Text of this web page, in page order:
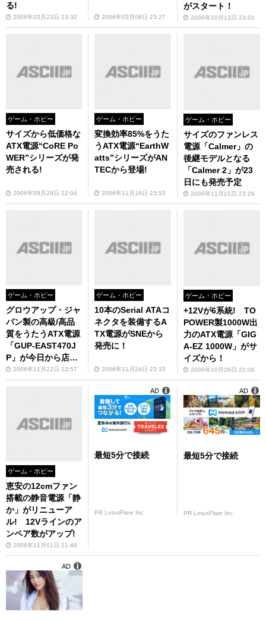
る!
2006年03月23日 23:32 2006年03月08日 23:27
がスタート！
2006年10月13日 23:01
ゲーム・ホビー
サイズから低価格な
ATX電源“CoRE Po
WER”シリーズが発
売される!
2006年09月28日 22:04
ゲーム・ホビー
変換効率85%をうた
うATX電源“EarthW
atts”シリーズがAN
TECから登場!
2006年11月16日 23:53
ゲーム・ホビー
サイズのファンレス
電源「Calmer」の
後継モデルとなる
「Calmer 2」が23
日にも発売予定
2006年11月21日 23:26
ゲーム・ホビー
グロウアップ・ジャ
パン製の高級/高品
質をうたうATX電源
「GUP-EAST470J
P」が今日から店頭
に！2006年11月22日 23:57
ゲーム・ホビー
10本のSerial ATAコ
ネクタを装備するA
TX電源がSNEから
発売に！
2006年11月24日 23:33
ゲーム・ホビー
+12Vが6系統! TO
POWER製1000W出
力のATX電源「GIG
A-EZ 1000W」がサ
イズから！
2006年10月26日 22:06
ゲーム・ホビー
恵安の12cmファン
搭載の静音電源「静
か」がリニューア
ル! 12Vラインのア
ンペア数がアップ!
2006年11月01日 21:46
最短5分で接続
PR LotusFlare Inc
AD
最短5分で接続
PR LotusFlare Inc
AD
AD